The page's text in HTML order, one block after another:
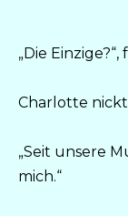
„Die Einzige?“,
Charlotte
„Seit unsere
mich.“